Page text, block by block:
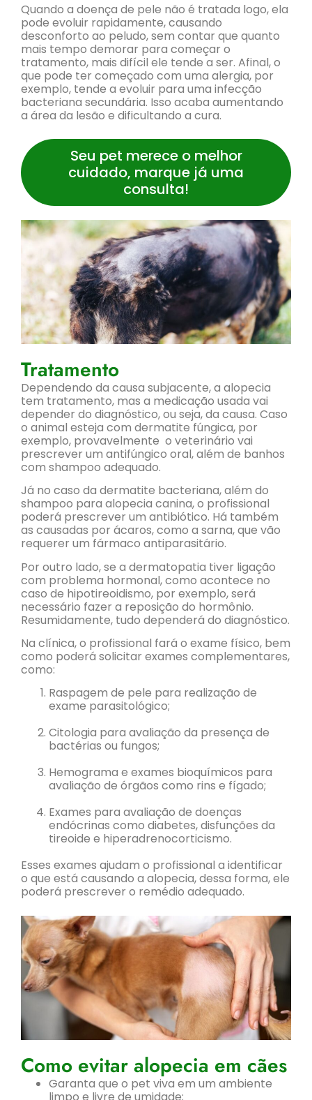
Quando a doença de pele não é tratada logo, ela
pode evoluir rapidamente, causando
desconforto ao peludo, sem contar que quanto
mais tempo demorar para começar o
tratamento, mais difícil ele tende a ser. Afinal, o
que pode ter começado com uma alergia, por
exemplo, tende a evoluir para uma infecção
bacteriana secundária. Isso acaba aumentando
a área da lesão e dificultando a cura.
Seu pet merece o melhor
cuidado, marque já uma
consulta!
Tratamento
Dependendo da causa subjacente, a alopecia
tem tratamento, mas a medicação usada vai
depender do diagnóstico, ou seja, da causa. Caso
o animal esteja com dermatite fúngica, por
exemplo, provavelmente o veterinário vai
prescrever um antifúngico oral, além de banhos
com shampoo adequado.
Já no caso da dermatite bacteriana, além do
shampoo para alopecia canina, o profissional
poderá prescrever um antibiótico. Há também
as causadas por ácaros, como a sarna, que vão
requerer um fármaco antiparasitário.
Por outro lado, se a dermatopatia tiver ligação
com problema hormonal, como acontece no
caso de hipotireoidismo, por exemplo, será
necessário fazer a reposição do hormônio.
Resumidamente, tudo dependerá do diagnóstico.
Na clínica, o profissional fará o exame físico, bem
como poderá solicitar exames complementares,
como:
Raspagem de pele para realização de
exame parasitológico;
Citologia para avaliação da presença de
bactérias ou fungos;
Hemograma e exames bioquímicos para
avaliação de órgãos como rins e fígado;
Exames para avaliação de doenças
endócrinas como diabetes, disfunções da
tireoide e hiperadrenocorticismo.
Esses exames ajudam o profissional a identificar
o que está causando a alopecia, dessa forma, ele
poderá prescrever o remédio adequado.
Como evitar alopecia em cães
Garanta que o pet viva em um ambiente
limpo e livre de umidade;